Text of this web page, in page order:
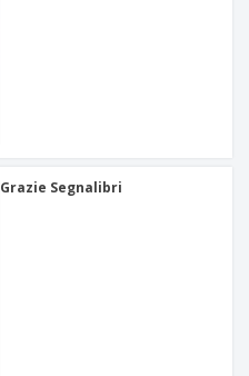
Grazie Segnalibri